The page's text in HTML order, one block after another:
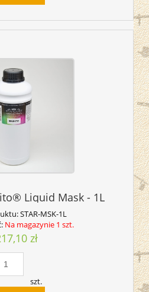
Liquid Mask - 1L
STAR-MSK-1L
Na magazynie 1 szt.
zł
szt.